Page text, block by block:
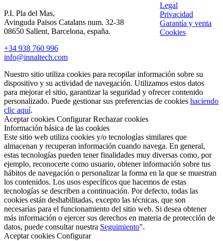
P.I. Pla del Mas,
Avinguda Països Catalans num. 32-38
08650 Sallent, Barcelona, españa.
+34 938 760 996
info@innaltech.com
Legal
Privacidad
Garantía y venta
Cookies
Nuestro sitio utiliza cookies para recopilar información sobre su
dispositivo y su actividad de navegación. Utilizamos estos datos
para mejorar el sitio, garantizar la seguridad y ofrecer contenido
personalizado. Puede gestionar sus preferencias de cookies haciendo
clic aquí.
Aceptar cookies Configurar Rechazar cookies
Información básica de las cookies
Este sitio web utiliza cookies y/o tecnologías similares que
almacenan y recuperan información cuando navega. En general,
estas tecnologías pueden tener finalidades muy diversas como, por
ejemplo, reconocerte como usuario, obtener información sobre tus
hábitos de navegación o personalizar la forma en la que se muestran
los contenidos. Los usos específicos que hacemos de estas
tecnologías se describen a continuación. Por defecto, todas las
cookies están deshabilitadas, excepto las técnicas, que son
necesarias para el funcionamiento del sitio web. Si desea obtener
más información o ejercer sus derechos en materia de protección de
datos, puede consultar nuestra Seguimiento".
Aceptar cookies Configurar